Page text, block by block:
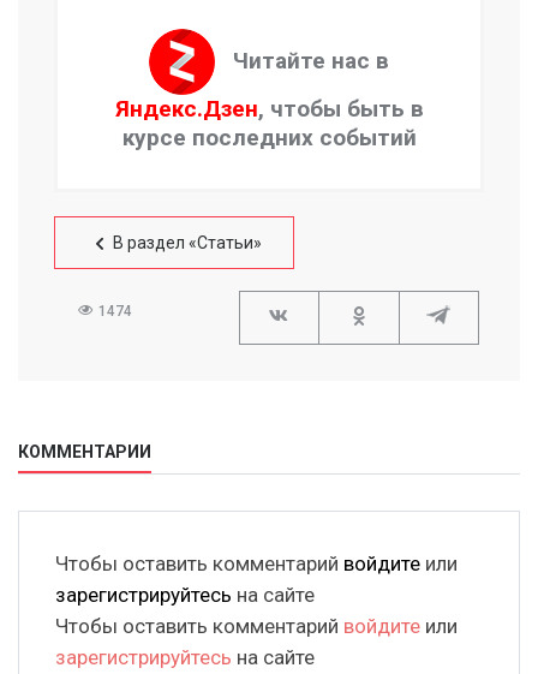
Читайте нас в
Яндекс.Дзен, чтобы быть в
курсе последних событий
В раздел «Статьи»
1474
КОММЕНТАРИИ
Чтобы оставить комментарий войдите или
зарегистрируйтесь на сайте
Чтобы оставить комментарий войдите или
зарегистрируйтесь на сайте